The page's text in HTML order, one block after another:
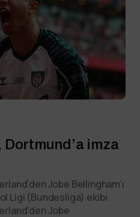
imza
Jobe Bellingham’ı
Ligi (Bundesliga) ekibi
Jobe